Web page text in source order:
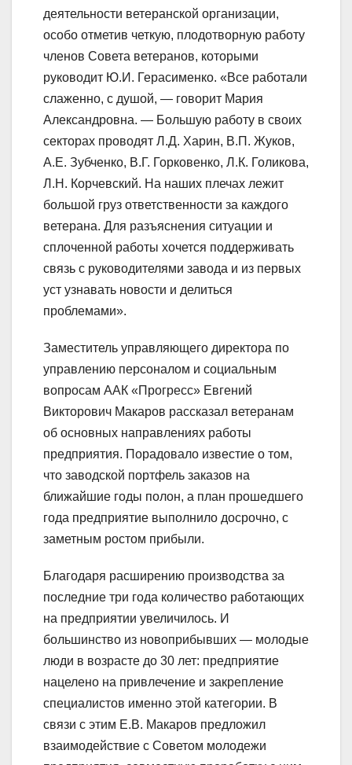
деятельности ветеранской организации,
особо отметив четкую, плодотворную работу
членов Совета ветеранов, которыми
руководит Ю.И. Герасименко. «Все работали
слаженно, с душой, — говорит Мария
Александровна. — Большую работу в своих
секторах проводят Л.Д. Харин, В.П. Жуков,
А.Е. Зубченко, В.Г. Горковенко, Л.К. Голикова,
Л.Н. Корчевский. На наших плечах лежит
большой груз ответственности за каждого
ветерана. Для разъяснения ситуации и
сплоченной работы хочется поддерживать
связь с руководителями завода и из первых
уст узнавать новости и делиться
проблемами».
Заместитель управляющего директора по
управлению персоналом и социальным
вопросам ААК «Прогресс» Евгений
Викторович Макаров рассказал ветеранам
об основных направлениях работы
предприятия. Порадовало известие о том,
что заводской портфель заказов на
ближайшие годы полон, а план прошедшего
года предприятие выполнило досрочно, с
заметным ростом прибыли.
Благодаря расширению производства за
последние три года количество работающих
на предприятии увеличилось. И
большинство из новоприбывших — молодые
люди в возрасте до 30 лет: предприятие
нацелено на привлечение и закрепление
специалистов именно этой категории. В
связи с этим Е.В. Макаров предложил
взаимодействие с Советом молодежи